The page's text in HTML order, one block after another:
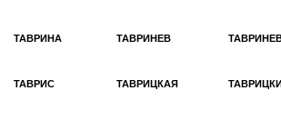
ТАВРИНА ТАВРИНЕВ
ТАВРИС ТАВРИЦКАЯ